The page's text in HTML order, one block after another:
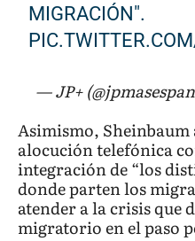
MIGRACIÓN".
— JP+
Asimismo,
alocución telefónica
integración de “los
donde parten los
atender a la crisis que
migratorio en el paso